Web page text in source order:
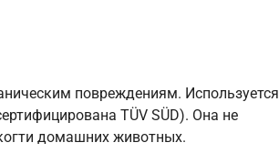
повреждениям. Используется
TÜV SÜD). Она не
домашних животных.